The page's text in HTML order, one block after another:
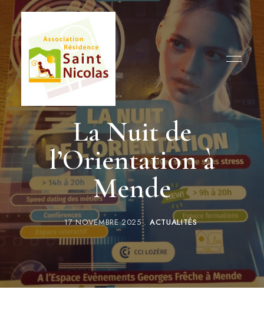
Association
Résidence
Saint
Nicolas
Humanisme,
garantie
des
droits
et
respect
de
la
dignité
La Nuit de
l’Orientation à
Mende
17 NOVEMBRE 2025 ACTUALITÉS